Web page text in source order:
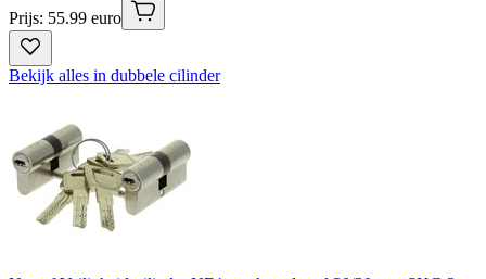
Prijs: 55.99 euro
Bekijk alles in dubbele cilinder